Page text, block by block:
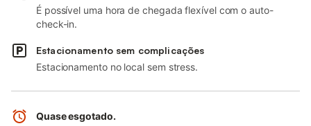
É possível uma hora de chegada flexível com o auto-
check-in.
Estacionamento sem complicações
Estacionamento no local sem stress.
Quase esgotado.